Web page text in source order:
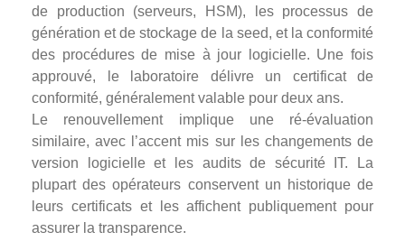
de production (serveurs, HSM), les processus de
génération et de stockage de la seed, et la conformité
des procédures de mise à jour logicielle. Une fois
approuvé, le laboratoire délivre un certificat de
conformité, généralement valable pour deux ans.
Le renouvellement implique une ré‑évaluation
similaire, avec l’accent mis sur les changements de
version logicielle et les audits de sécurité IT. La
plupart des opérateurs conservent un historique de
leurs certificats et les affichent publiquement pour
assurer la transparence.